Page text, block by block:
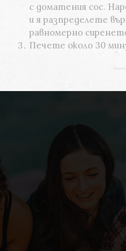
с доматения сос.
и я разпределете
равномерно
Печете около 30